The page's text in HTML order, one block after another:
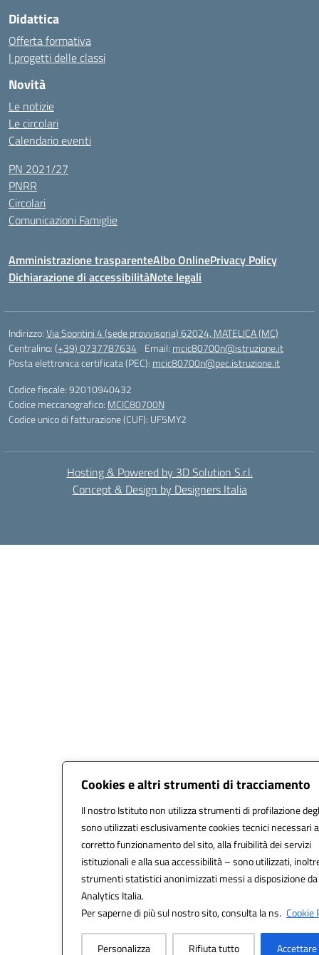
Cookies e altri strumenti di tracciamento
Il nostro Istituto non utilizza strumenti di profilazione
sono utilizzati esclusivamente cookies tecnici necessari
corretto funzionamento del sito, alla fruibilità dei servizi
istituzionali e alla sua accessibilità – sono utilizzati,
strumenti statistici anonimizzati messi a disposizione da
Analytics Italia.
Per saperne di più sul nostro sito, consulta la ns. Cookie
Personalizza Rifiuta tutto
Didattica
Offerta formativa
I progetti delle classi
Novità
Le notizie
Le circolari
Calendario eventi
PN 2021/27
PNRR
Circolari
Comunicazioni Famiglie
Amministrazione trasparenteAlbo OnlinePrivacy Policy
Dichiarazione di accessibilitàNote legali
Indirizzo:Via Spontini 4 (sede provvisoria) 62024, MATELICA (MC)
Centralino:(+39) 0737787634 Email: mcic80700n@istruzione.it
Posta elettronica certificata (PEC): mcic80700n@pec.istruzione.it
Codice fiscale: 92010940432
Codice meccanografico: MCIC80700N
Codice unico di fatturazione (CUF): UF5MY2
Hosting & Powered by 3D Solution S.r.l.
Concept & Design by Designers Italia